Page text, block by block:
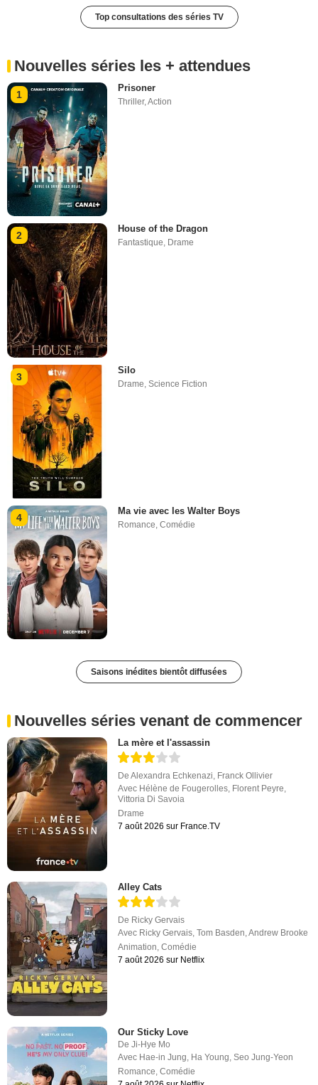
Top consultations des séries TV
Nouvelles séries les + attendues
1
Prisoner
Thriller,Action
2
House of the Dragon
Fantastique, Drame
3
Silo
Drame ,Science Fiction
4
Ma vie avec les Walter Boys
Romance,Comédie
Saisons inédites bientôt diffusées
Nouvelles séries venant de commencer
La mère et l'assassin
DeAlexandra Echkenazi, Franck Ollivier
Avec Hélène de Fougerolles, Florent Peyre,
Vittoria Di Savoia
Drame
7 août 2026 sur France.TV
Alley Cats
De Ricky Gervais
Avec Ricky Gervais,Tom Basden,Andrew Brooke
Animation,Comédie
7 août 2026 sur Netflix
Our Sticky Love
DeJi-Hye Mo
Avec Hae-in Jung Ha Young ,Seo Jung-Yeon
Romance ,Comédie